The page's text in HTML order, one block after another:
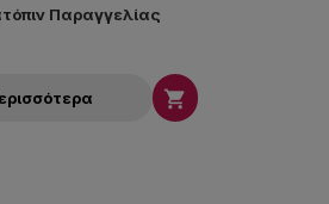
Παραγγελίας
